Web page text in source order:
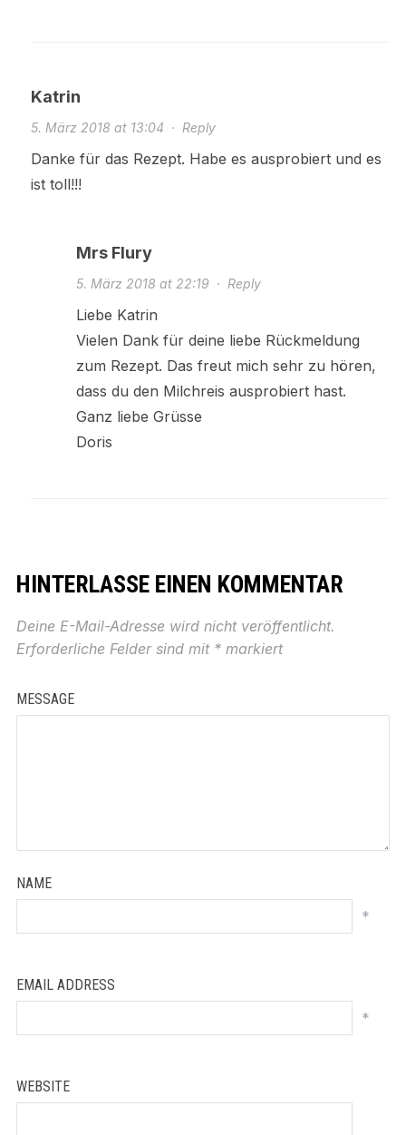
Katrin
5. März 2018 at 13:04 · Reply
Danke für das Rezept. Habe es ausprobiert und es
ist toll!!!
Mrs Flury
5. März 2018 at 22:19 · Reply
Liebe Katrin
Vielen Dank für deine liebe Rückmeldung
zum Rezept. Das freut mich sehr zu hören,
dass du den Milchreis ausprobiert hast.
Ganz liebe Grüsse
Doris
HINTERLASSE EINEN KOMMENTAR
Deine E-Mail-Adresse wird nicht veröffentlicht.
Erforderliche Felder sind mit *markiert
MESSAGE
NAME
*
EMAIL ADDRESS
*
WEBSITE